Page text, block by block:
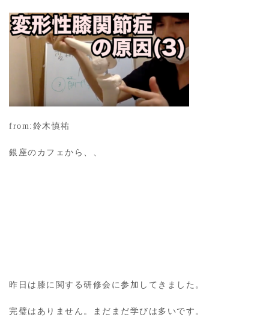
from:鈴木慎祐
銀座のカフェから、、
昨日は膝に関する研修会に参加してきました。
完璧はありません。まだまだ学びは多いです。